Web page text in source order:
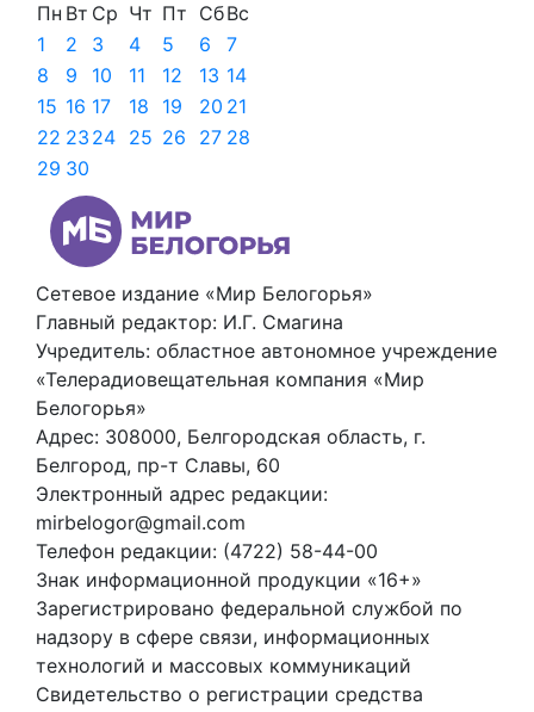
Пн Вт Ср Чт Пт СбВс
1
2 3 4 5 6
7
8
9 10 11 12 13 14
15 16 17 18 19 20 21
22 23 24 25 26 27 28
29 30
Сетевое издание «Мир Белогорья»
Главный редактор: И.Г. Смагина
Учредитель: областное автономное учреждение
«Телерадиовещательная компания «Мир
Белогорья»
Адрес: 308000, Белгородская область, г.
Белгород, пр-т Славы, 60
Электронный адрес редакции:
mirbelogor@gmail.com
Телефон редакции: (4722) 58-44-00
Знак информационной продукции «16+»
Зарегистрировано федеральной службой по
надзору в сфере связи, информационных
технологий и массовых коммуникаций
Свидетельство о регистрации средства